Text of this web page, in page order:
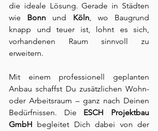
die ideale Lösung. Gerade in Städten
wie Bonn und Köln, wo Baugrund
knapp und teuer ist, lohnt es sich,
vorhandenen Raum sinnvoll zu
erweitern.
Mit einem professionell geplanten
Anbau schaffst Du zusätzlichen Wohn-
oder Arbeitsraum – ganz nach Deinen
Bedürfnissen. Die ESCH Projektbau
GmbH begleitet Dich dabei von der